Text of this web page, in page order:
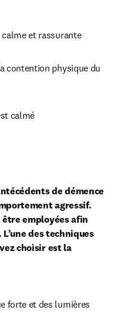
calme et rassurante
contention physique du
calmé
de démence
agressif.
employées afin
des techniques
choisir est la
forte et des lumières